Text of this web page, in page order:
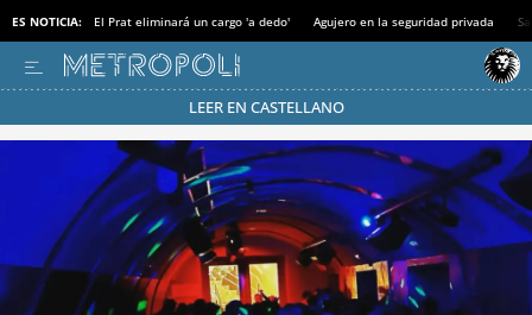
ES NOTICIA: El Prat eliminará un cargo 'a dedo' Agujero en la seguridad privada
LEER EN CASTELLANO
Pásate al MODO AHORRO